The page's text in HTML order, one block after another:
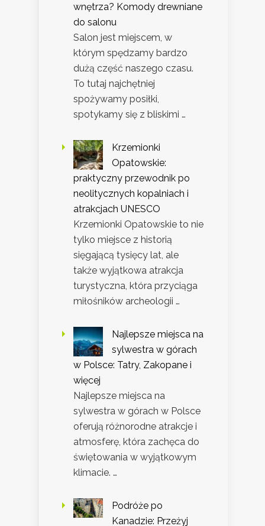
wnętrza? Komody drewniane
do salonu
Salon jest miejscem, w
którym spędzamy bardzo
dużą część naszego czasu.
To tutaj najchętniej
spożywamy posiłki,
spotykamy się z bliskimi …
Krzemionki
Opatowskie:
praktyczny przewodnik po
neolitycznych kopalniach i
atrakcjach UNESCO
Krzemionki Opatowskie to nie
tylko miejsce z historią
sięgającą tysięcy lat, ale
także wyjątkowa atrakcja
turystyczna, która przyciąga
miłośników archeologii …
Najlepsze miejsca na
sylwestra w górach
w Polsce: Tatry, Zakopane i
więcej
Najlepsze miejsca na
sylwestra w górach w Polsce
oferują różnorodne atrakcje i
atmosferę, która zachęca do
świętowania w wyjątkowym
klimacie. …
Podróże po
Kanadzie: Przeżyj